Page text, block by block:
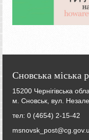
Сновська міська
15200 Чернігівська
м. Сновськ, вул.
тел: 0 (4654) 2-15-42